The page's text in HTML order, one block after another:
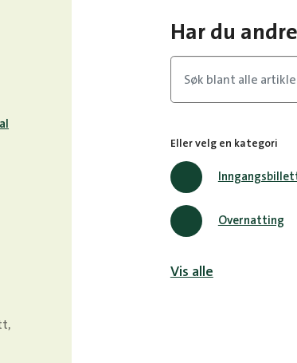
Har du
Eller velg en kategori
Overnatting
Vis alle